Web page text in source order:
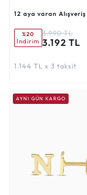
12 aya varan
%20
İndirim
3.990 TL
3.192 TL
1.144 TL x 3 taksit
AYNI GÜN KARGO